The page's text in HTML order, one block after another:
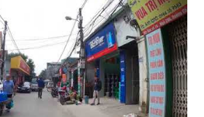
diện tích mặt bằng 132m2, mặt tiền
lý: sổ đỏ chính chủ. Giá bán: 9.5 tỷ,
thiện chí mua. Quý khách hàng
phố Ngọc Trì, Thạch Bàn. Vui
Thế Cường, Tel: 0984.999.007 –
giới và Quảng cáo trực tuyến